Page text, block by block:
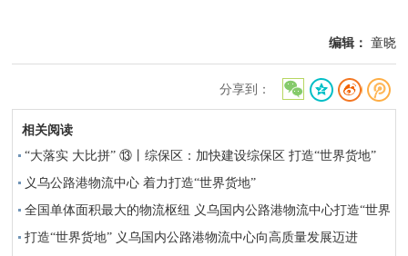
编辑： 童晓
分享到：
相关阅读
“大落实 大比拼” ⑬丨综保区：加快建设综保区 打造“世界货地”
义乌公路港物流中心 着力打造“世界货地”
全国单体面积最大的物流枢纽 义乌国内公路港物流中心打造“世界
货地”
打造“世界货地” 义乌国内公路港物流中心向高质量发展迈进